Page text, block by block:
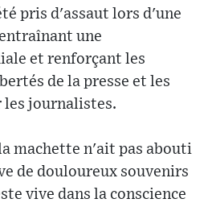
pris d'assaut lors d'une
une
et renforçant les
de la presse et les
les journalistes.
machette n'ait pas abouti
de douloureux souvenirs
vive dans la conscience